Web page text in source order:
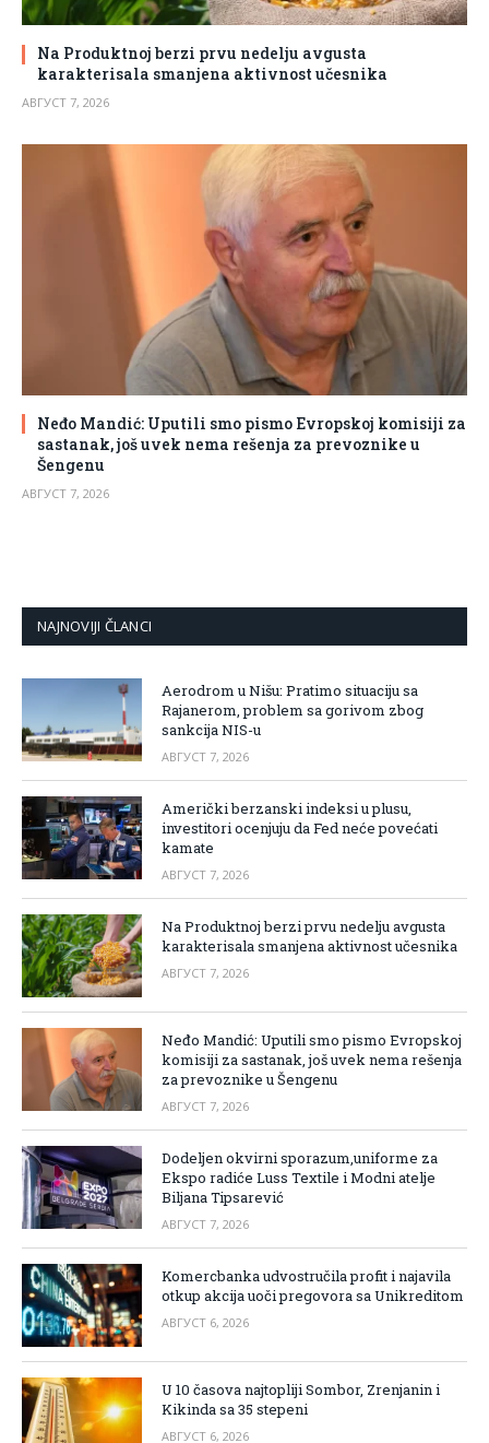
Na Produktnoj berzi prvu nedelju avgusta
karakterisala smanjena aktivnost učesnika
АВГУСТ 7, 2026
Neđo Mandić: Uputili smo pismo Evropskoj komisiji za
sastanak, još uvek nema rešenja za prevoznike u
Šengenu
АВГУСТ 7, 2026
NAJNOVIJI ČLANCI
Aerodrom u Nišu: Pratimo situaciju sa
Rajanerom, problem sa gorivom zbog
sankcija NIS-u
АВГУСТ 7, 2026
Američki berzanski indeksi u plusu,
investitori ocenjuju da Fed neće povećati
kamate
АВГУСТ 7, 2026
Na Produktnoj berzi prvu nedelju avgusta
karakterisala smanjena aktivnost učesnika
АВГУСТ 7, 2026
Neđo Mandić: Uputili smo pismo Evropskoj
komisiji za sastanak, još uvek nema rešenja
za prevoznike u Šengenu
АВГУСТ 7, 2026
Dodeljen okvirni sporazum,uniforme za
Ekspo radiće Luss Textile i Modni atelje
Biljana Tipsarević
АВГУСТ 7, 2026
Komercbanka udvostručila profit i najavila
otkup akcija uoči pregovora sa Unikreditom
АВГУСТ 6, 2026
U 10 časova najtopliji Sombor, Zrenjanin i
Kikinda sa 35 stepeni
АВГУСТ 6, 2026